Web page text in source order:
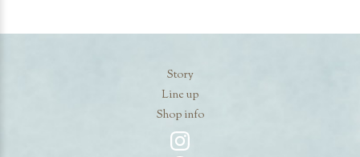
Story
Line up
Shop info